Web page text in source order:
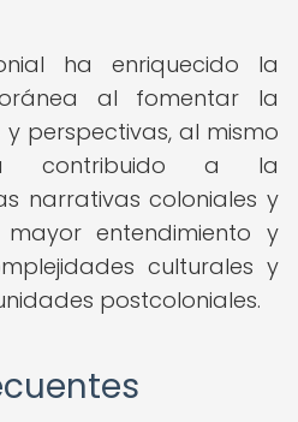
ha enriquecido la
al fomentar la
perspectivas, al mismo
contribuido a la
narrativas coloniales y
entendimiento y
culturales y
postcoloniales.